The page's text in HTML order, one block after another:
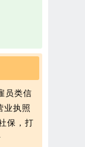
员类信
业执照​
保，打